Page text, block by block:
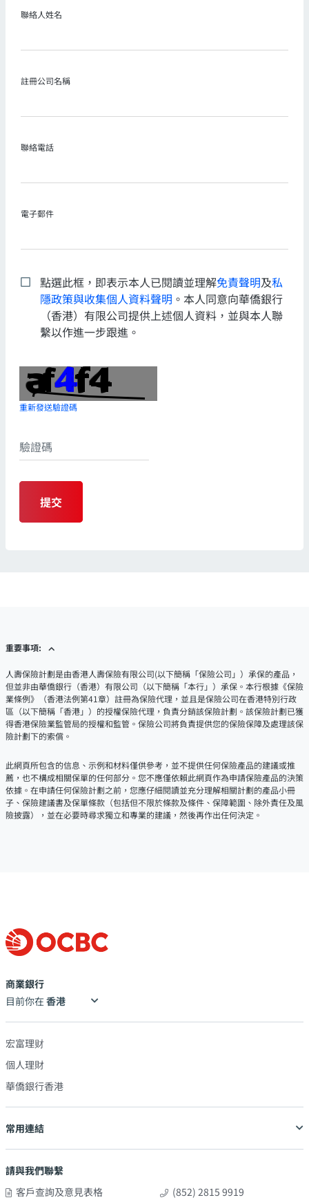
聯絡人姓名
註冊公司名稱
聯絡電話
電子郵件
點選此框，即表示本人已閱讀並理解免責聲明及私
隱政策與收集個人資料聲明 。本人同意向華僑銀行
（香港）有限公司提供上述個人資料，並與本人聯
繫以作進一步跟進。
重新發送驗證碼
提交
重要事項:
人壽保險計劃是由香港人壽保險有限公司(以下簡稱「保險公司」）承保的產品，
但並非由華僑銀行（香港）有限公司（以下簡稱「本行」）承保。本行根據《保險
業條例》（香港法例第41章）註冊為保險代理，並且是保險公司在香港特別行政
區（以下簡稱「香港」）的授權保險代理，負責分銷該保險計劃。該保險計劃已獲
得香港保險業監管局的授權和監管。保險公司將負責提供您的保險保障及處理該保
險計劃下的索償。
此網頁所包含的信息、示例和材料僅供參考，並不提供任何保險產品的建議或推
薦，也不構成相關保單的任何部分。您不應僅依賴此網頁作為申請保險產品的決策
依據。在申請任何保險計劃之前，您應仔細閱讀並充分理解相關計劃的產品小冊
子、保險建議書及保單條款（包括但不限於條款及條件、保障範圍、除外責任及風
險披露），並在必要時尋求獨立和專業的建議，然後再作出任何決定。
商業銀行
目前你在
宏富理财
個人理財
華僑銀行香港
常用連結
請與我們聯繫
客戶查詢及意見表格
(852) 2815 9919